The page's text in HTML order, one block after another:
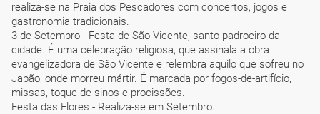
realiza-se na Praia dos Pescadores com concertos, jogos e
gastronomia tradicionais.
3 de Setembro - Festa de São Vicente, santo padroeiro da
cidade. É uma celebração religiosa, que assinala a obra
evangelizadora de São Vicente e relembra aquilo que sofreu no
Japão, onde morreu mártir. É marcada por fogos-de-artifício,
missas, toque de sinos e procissões.
Festa das Flores - Realiza-se em Setembro.